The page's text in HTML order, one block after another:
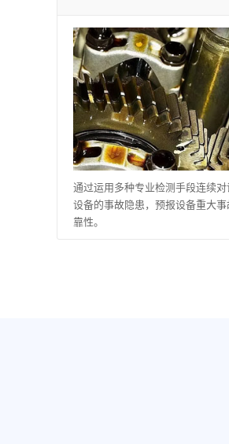
通过运用多种专业检测手段连续
设备的事故隐患，预报设备重大
靠性。